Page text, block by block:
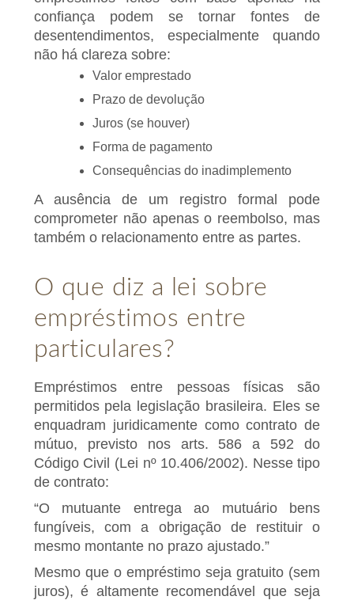
confiança podem se tornar fontes de
desentendimentos, especialmente quando
não há clareza sobre:
Valor emprestado
Prazo de devolução
Juros (se houver)
Forma de pagamento
Consequências do inadimplemento
A ausência de um registro formal pode
comprometer não apenas o reembolso, mas
também o relacionamento entre as partes.
O que diz a lei sobre
empréstimos entre
particulares?
Empréstimos entre pessoas físicas são
permitidos pela legislação brasileira. Eles se
enquadram juridicamente como contrato de
mútuo, previsto nos arts. 586 a 592 do
Código Civil (Lei nº 10.406/2002). Nesse tipo
de contrato:
“O mutuante entrega ao mutuário bens
fungíveis, com a obrigação de restituir o
mesmo montante no prazo ajustado.”
Mesmo que o empréstimo seja gratuito (sem
juros), é altamente recomendável que seja